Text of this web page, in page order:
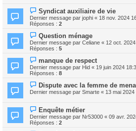
Syndicat auxiliaire de vie
Dernier message par jophi « 18 nov. 2024
Réponses : 2
Question ménage
Dernier message par Celiane « 12 oct.
Réponses : 5
manque de respect
Dernier message par Hid « 19 juin 2024
Réponses : 8
Dispute avec la femme de
Dernier message par Smarte « 13 mai 2024
Enquête métier
Dernier message par Nr53000 « 09 avr.
Réponses : 2